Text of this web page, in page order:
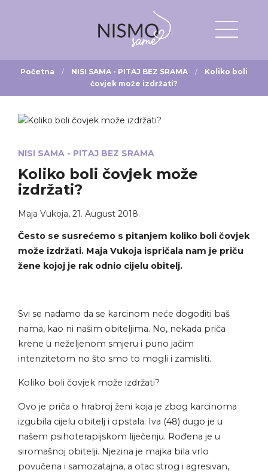
Početna NISI SAMA - PITAJ BEZ SRAMA
Koliko boli
čovjek može izdržati?
NISI SAMA - PITAJ BEZ SRAMA
Koliko boli čovjek može
izdržati?
Maja Vukoja, 21. August 2018.
Često se susrećemo s pitanjem koliko boli čovjek
može izdržati. Maja Vukoja ispričala nam je priču
žene kojoj je rak odnio cijelu obitelj.
Svi se nadamo da se karcinom neće dogoditi baš
nama, kao ni našim obiteljima. No, nekada priča
krene u neželjenom smjeru i puno jačim
intenzitetom no što smo to mogli i zamisliti.
Koliko boli čovjek može izdržati?
Ovo je priča o hrabroj ženi koja je zbog karcinoma
izgubila cijelu obitelj i opstala. Iva (48) dugo je u
našem psihoterapijskom liječenju. Rođena je u
siromašnoj obitelji. Njezina je majka bila vrlo
povučena i samozatajna, a otac strog i agresivan,